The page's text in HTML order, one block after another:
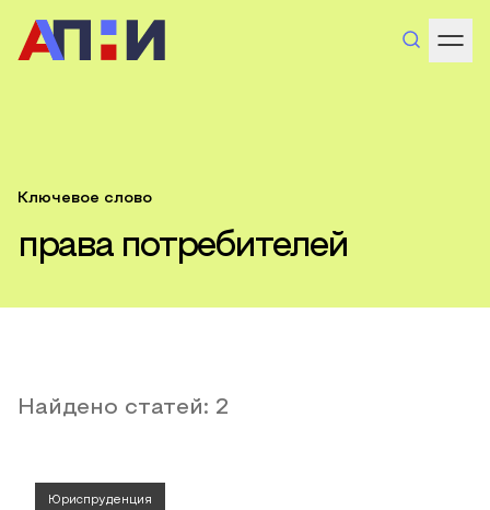
Ключевое слово
права потребителей
Найдено статей: 2
Юриспруденция